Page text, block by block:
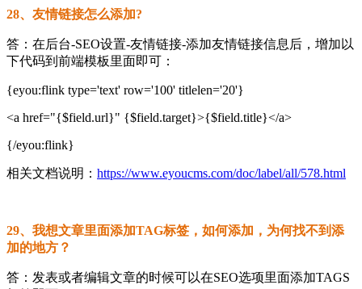
28、友情链接怎么添加?
答：在后台-SEO设置-友情链接-添加友情链接信息后，增加以
下代码到前端模板里面即可：
{eyou:flink type='text' row='100' titlelen='20'}
<a href="{$field.url}" {$field.target}>{$field.title}</a>
{/eyou:flink}
相关文档说明： https://www.eyoucms.com/doc/label/all/578.html
29、我想文章里面添加TAG标签，如何添加，为何找不到添
加的地方？
答：发表或者编辑文章的时候可以在SEO选项里面添加TAGS